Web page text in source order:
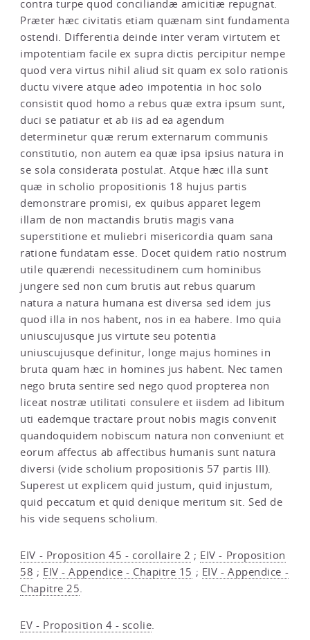
contra turpe quod conciliandæ amicitiæ repugnat.
Præter hæc civitatis etiam quænam sint fundamenta
ostendi. Differentia deinde inter veram virtutem et
impotentiam facile ex supra dictis percipitur nempe
quod vera virtus nihil aliud sit quam ex solo rationis
ductu vivere atque adeo impotentia in hoc solo
consistit quod homo a rebus quæ extra ipsum sunt,
duci se patiatur et ab iis ad ea agendum
determinetur quæ rerum externarum communis
constitutio, non autem ea quæ ipsa ipsius natura in
se sola considerata postulat. Atque hæc illa sunt
quæ in scholio propositionis 18 hujus partis
demonstrare promisi, ex quibus apparet legem
illam de non mactandis brutis magis vana
superstitione et muliebri misericordia quam sana
ratione fundatam esse. Docet quidem ratio nostrum
utile quærendi necessitudinem cum hominibus
jungere sed non cum brutis aut rebus quarum
natura a natura humana est diversa sed idem jus
quod illa in nos habent, nos in ea habere. Imo quia
uniuscujusque jus virtute seu potentia
uniuscujusque definitur, longe majus homines in
bruta quam hæc in homines jus habent. Nec tamen
nego bruta sentire sed nego quod propterea non
liceat nostræ utilitati consulere et iisdem ad libitum
uti eademque tractare prout nobis magis convenit
quandoquidem nobiscum natura non conveniunt et
eorum affectus ab affectibus humanis sunt natura
diversi (vide scholium propositionis 57 partis III).
Superest ut explicem quid justum, quid injustum,
quid peccatum et quid denique meritum sit. Sed de
his vide sequens scholium.
EIV - Proposition 45 - corollaire 2 ; EIV - Proposition
58 ; EIV - Appendice - Chapitre 15 ; EIV - Appendice -
Chapitre 25.
EV - Proposition 4 - scolie.